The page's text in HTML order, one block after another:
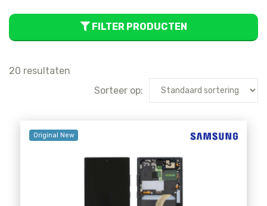
FILTER PRODUCTEN
20 resultaten
Sorteer op:
Original New